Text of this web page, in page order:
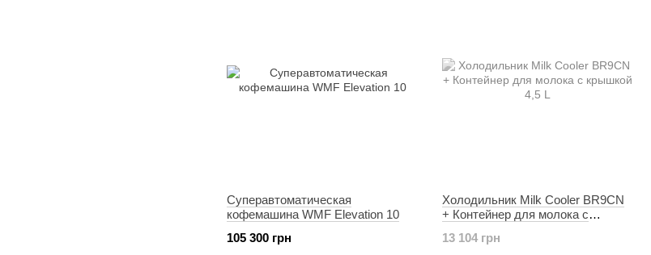
Суперавтоматическая
кофемашина WMF Elevation 10
105 300 грн
Холодильник Milk Cooler BR9CN
+ Контейнер для молока c
13 104 грн